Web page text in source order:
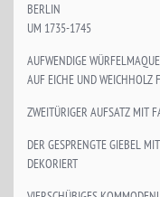
BERLIN
UM 1735-1745
AUFWENDIGE
AUF EICHE UND WEICHHOLZ
ZWEITÜRIGER AUFSATZ MIT
DER GESPRENGTE GIEBEL
DEKORIERT